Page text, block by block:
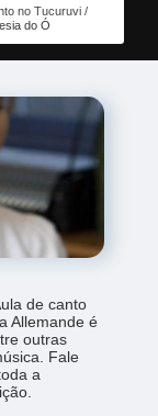
no Tucuruvi
do Ó
de canto
Allemande é
outras
Fale
a